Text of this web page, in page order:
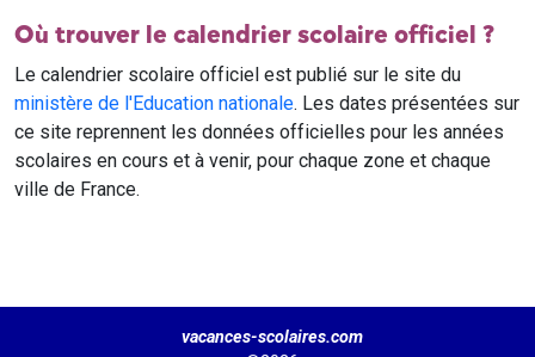
Où trouver le calendrier scolaire officiel ?
Le calendrier scolaire officiel est publié sur le site du
ministère de l'Education nationale. Les dates présentées sur
ce site reprennent les données officielles pour les années
scolaires en cours et à venir, pour chaque zone et chaque
ville de France.
vacances-scolaires.com